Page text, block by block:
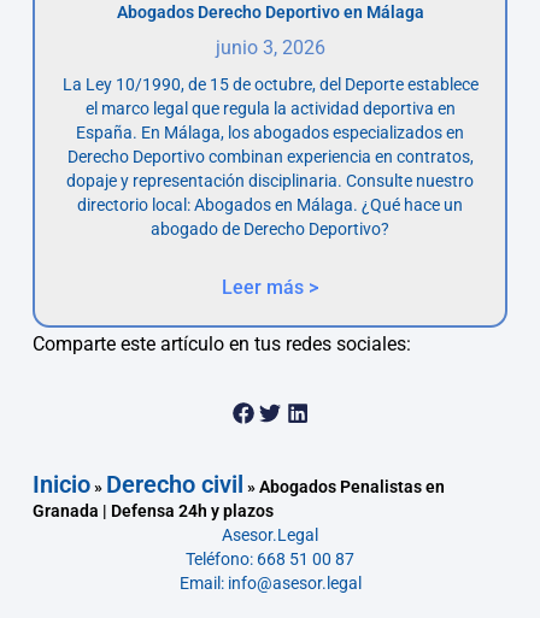
Abogados Derecho Deportivo en Málaga
junio 3, 2026
La Ley 10/1990, de 15 de octubre, del Deporte establece
el marco legal que regula la actividad deportiva en
España. En Málaga, los abogados especializados en
Derecho Deportivo combinan experiencia en contratos,
dopaje y representación disciplinaria. Consulte nuestro
directorio local: Abogados en Málaga. ¿Qué hace un
abogado de Derecho Deportivo?
Leer más >
Comparte este artículo en tus redes sociales:
Inicio» Derecho civil »Abogados Penalistas en
Granada | Defensa 24h y plazos
Asesor.Legal
Teléfono: 668 51 00 87
Email: info@asesor.legal